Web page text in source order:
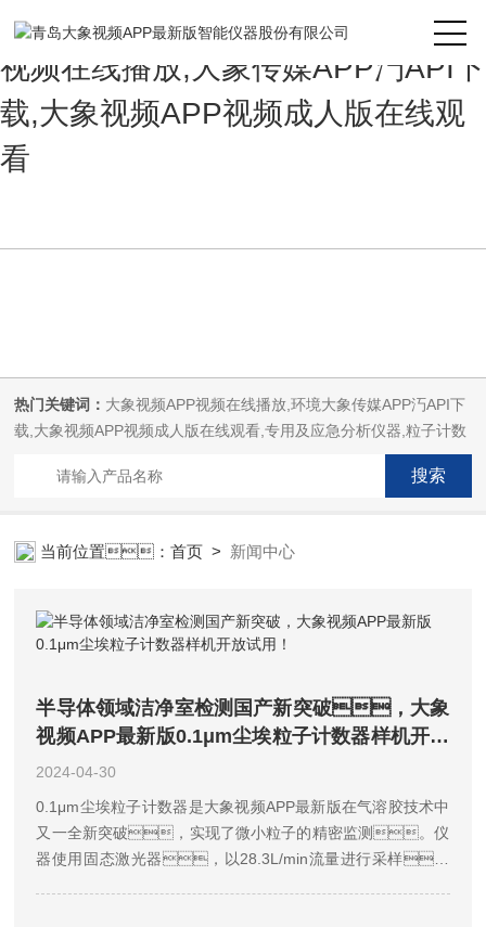
大象视频APP最新版,大象视频APP
视频在线播放,大象传媒APP汅API下
载,大象视频APP视频成人版在线观
看
热门关键词： 大象视频APP视频在线播放,环境大象传媒APP汅API下
载,大象视频APP视频成人版在线观看,专用及应急分析仪器,粒子计数
当前位置：首页 > 新闻中心
半导体领域洁净室检测国产新突破，大象
视频APP最新版0.1μm尘埃粒子计数器样机开放
试用！
2024-04-30
0.1μm尘埃粒子计数器是大象视频APP最新版在气溶胶技术中
又一全新突破，实现了微小粒子的精密监测。仪
器使用固态激光器，以28.3L/min流量进行采样，